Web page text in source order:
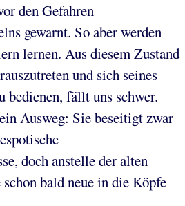
den Gefahren
gewarnt. So aber werden
lernen. Aus diesem Zustand
und sich seines
bedienen, fällt uns schwer.
Ausweg: Sie beseitigt zwar
doch anstelle der alten
bald neue in die Köpfe